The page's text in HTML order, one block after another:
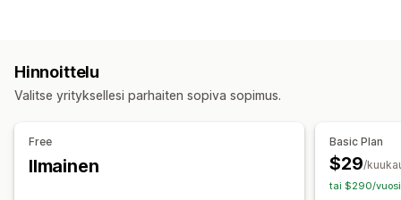
Hinnoittelu
Valitse yrityksellesi parhaiten sopiva sopimus.
Free
Ilmainen
Basic Plan
$29/
tai $290/vuosi